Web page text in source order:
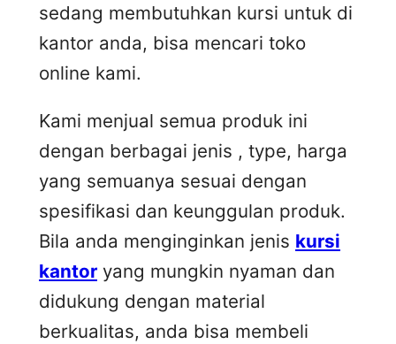
sedang membutuhkan kursi untuk di
kantor anda, bisa mencari toko
online kami.
Kami menjual semua produk ini
dengan berbagai jenis , type, harga
yang semuanya sesuai dengan
spesifikasi dan keunggulan produk.
Bila anda menginginkan jenis kursi
kantor yang mungkin nyaman dan
didukung dengan material
berkualitas, anda bisa membeli